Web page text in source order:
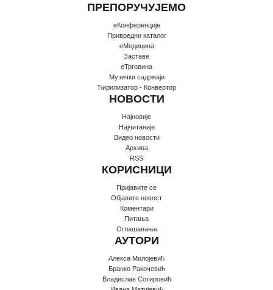
ПРЕПОРУЧУЈЕМО
еКонференције
Привредни каталог
еМедицина
Заставе
еТрговина
Музички садржаји
Ћирилизатор - Конвертор
НОВОСТИ
Најновије
Најчитаније
Видео новости
Архива
RSS
КОРИСНИЦИ
Пријавите се
Oбјавите новост
Коментари
Питања
Оглашавање
АУТОРИ
Алекса Милојевић
Бранко Ракочевић
Владислав Сотировић